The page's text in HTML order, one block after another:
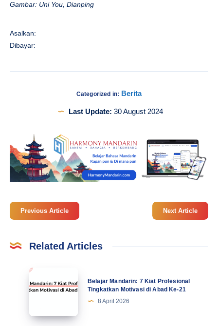
Gambar: Uni You, Dianping
Asalkan:
Dibayar:
Categorized in: Berita
Last Update: 30 August 2024
Previous Article Next Article
Related Articles
Belajar
Mandarin:
Profesional
Belajar Mandarin: 7 Kiat Profesional
Tingkatkan Motivasi di Abad Ke-21
8 April 2026